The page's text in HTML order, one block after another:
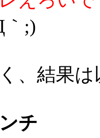
｀;)
、結果は
チ